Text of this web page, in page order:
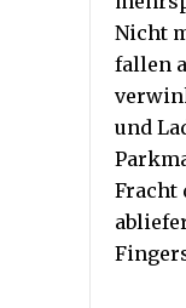
Nicht
fallen
und
Fracht